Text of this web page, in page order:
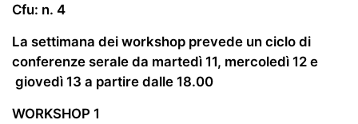
Cfu: n. 4
La settimana dei workshop prevede un ciclo di
conferenze serale da martedì 11, mercoledì 12 e
giovedì 13 a partire dalle 18.00
WORKSHOP 1